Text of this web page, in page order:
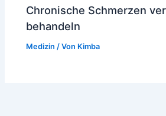
Chronische Schmerzen
behandeln
Medizin / Von Kimba